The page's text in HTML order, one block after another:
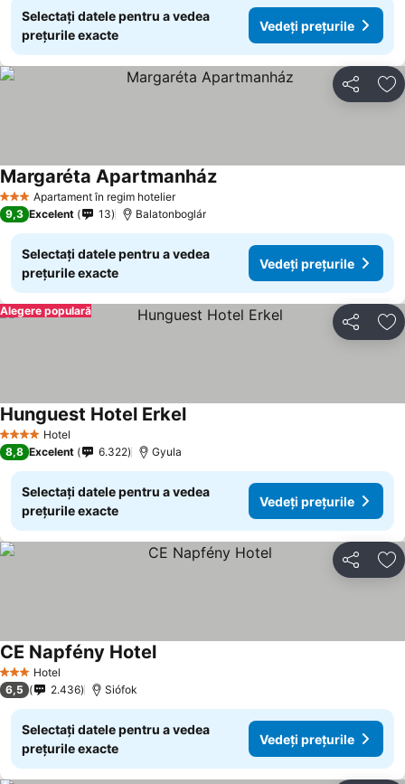
Selectați datele pentru a vedea
prețurile exacte
Vedeți prețurile
Distribuiți
3 SteleApartament în regim hotelier
Margaréta ApartmanházVedeți prețurile
9,3 Excelent 13 Balatonboglár
Selectați datele pentru a vedea
prețurile exacte
Vedeți prețurile
Distribuiți
Alegere populară
4 Stele Hotel
Hunguest Hotel ErkelVedeți prețurile
8,8 Excelent 6.322 Gyula
Selectați datele pentru a vedea
prețurile exacte
Vedeți prețurile
Distribuiți
3 SteleHotel
CE Napfény HotelVedeți prețurile
6,5 2.436 Siófok
Selectați datele pentru a vedea
prețurile exacte
Vedeți prețurile